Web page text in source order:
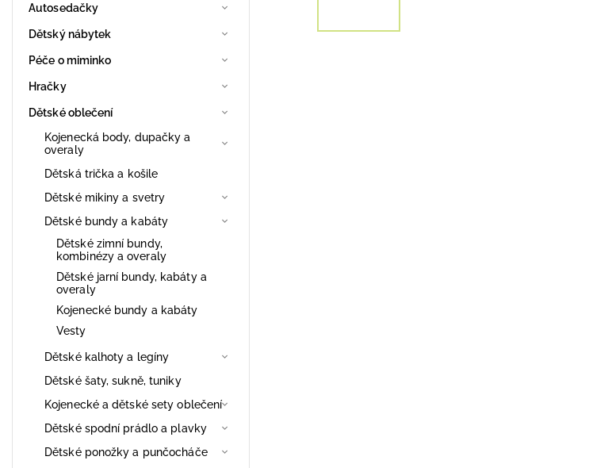
Autosedačky
Dětský nábytek
Péče o miminko
Hračky
Dětské oblečení
Kojenecká body, dupačky a
overaly
Dětská trička a košile
Dětské mikiny a svetry
Dětské bundy a kabáty
Dětské zimní bundy,
kombinézy a overaly
Dětské jarní bundy, kabáty a
overaly
Kojenecké bundy a kabáty
Vesty
Dětské kalhoty a legíny
Dětské šaty, sukně, tuniky
Kojenecké a dětské sety oblečení
Dětské spodní prádlo a plavky
Dětské ponožky a punčocháče